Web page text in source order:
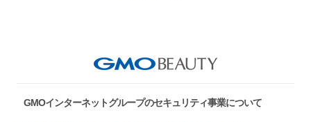
GMOインターネットグループのセキュリティ事業について